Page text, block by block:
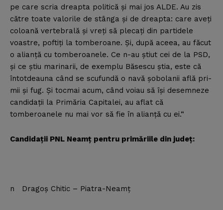
pe care scria dreapta politică şi mai jos ALDE. Au zis
către toate valorile de stânga şi de dreapta: care aveţi
coloană vertebrală şi vreţi să plecaţi din partidele
voastre, poftiţi la tomberoane. Şi, după aceea, au făcut
o alianţă cu tomberoanele. Ce n-au ştiut cei de la PSD,
şi ce ştiu marinarii, de exemplu Băsescu ştia, este că
întotdeauna când se scufundă o navă şobolanii află pri-
mii şi fug. Şi tocmai acum, când voiau să îşi desemneze
candidaţii la Primăria Capitalei, au aflat că
tomberoanele nu mai vor să fie în alianţă cu ei.“
Candidaţii PNL Neamţ pentru primăriile din judeţ:
n Dragoş Chitic – Piatra-Neamţ